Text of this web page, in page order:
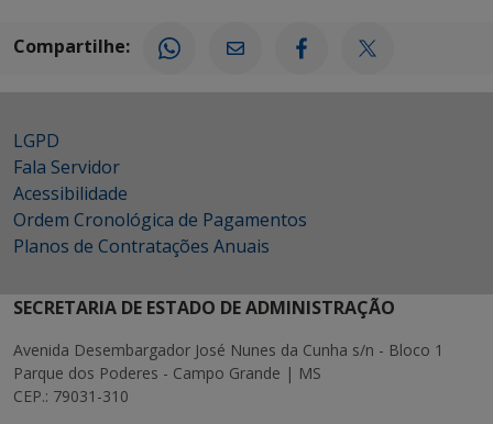
Compartilhe:
LGPD
Fala Servidor
Acessibilidade
Ordem Cronológica de Pagamentos
Planos de Contratações Anuais
SECRETARIA DE ESTADO DE ADMINISTRAÇÃO
Avenida Desembargador José Nunes da Cunha s/n - Bloco 1
Parque dos Poderes - Campo Grande | MS
CEP.: 79031-310